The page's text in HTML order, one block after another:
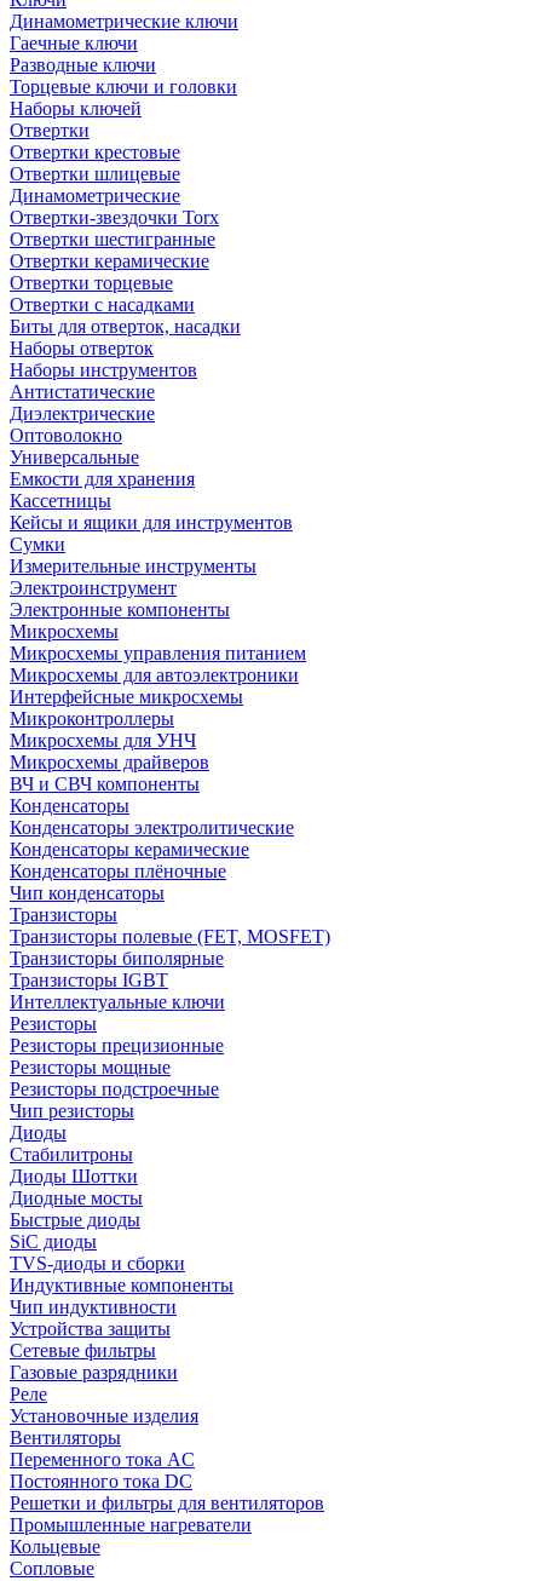
Динамометрические ключи
Гаечные ключи
Разводные ключи
Торцевые ключи и головки
Наборы ключей
Отвертки
Отвертки крестовые
Отвертки шлицевые
Динамометрические
Отвертки-звездочки Torx
Отвертки шестигранные
Отвертки керамические
Отвертки торцевые
Отвертки с насадками
Биты для отверток, насадки
Наборы отверток
Наборы инструментов
Антистатические
Диэлектрические
Оптоволокно
Универсальные
Емкости для хранения
Кассетницы
Кейсы и ящики для инструментов
Сумки
Измерительные инструменты
Электроинструмент
Электронные компоненты
Микросхемы
Микросхемы управления питанием
Микросхемы для автоэлектроники
Интерфейсные микросхемы
Микроконтроллеры
Микросхемы для УНЧ
Микросхемы драйверов
ВЧ и СВЧ компоненты
Конденсаторы
Конденсаторы электролитические
Конденсаторы керамические
Конденсаторы плёночные
Чип конденсаторы
Транзисторы
Транзисторы полевые (FET, MOSFET)
Транзисторы биполярные
Транзисторы IGBT
Интеллектуальные ключи
Резисторы
Резисторы прецизионные
Резисторы мощные
Резисторы подстроечные
Чип резисторы
Диоды
Стабилитроны
Диоды Шоттки
Диодные мосты
Быстрые диоды
SiC диоды
TVS-диоды и сборки
Индуктивные компоненты
Чип индуктивности
Устройства защиты
Сетевые фильтры
Газовые разрядники
Реле
Установочные изделия
Вентиляторы
Переменного тока AC
Постоянного тока DC
Решетки и фильтры для вентиляторов
Промышленные нагреватели
Кольцевые
Сопловые